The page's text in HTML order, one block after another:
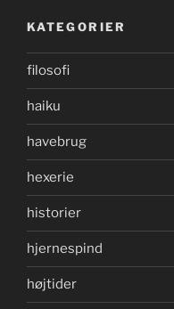
KATEGORIER
filosofi
haiku
havebrug
hexerie
historier
hjernespind
højtider